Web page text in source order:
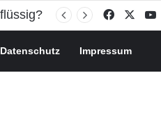
Facebook
Datenschutz Impressum